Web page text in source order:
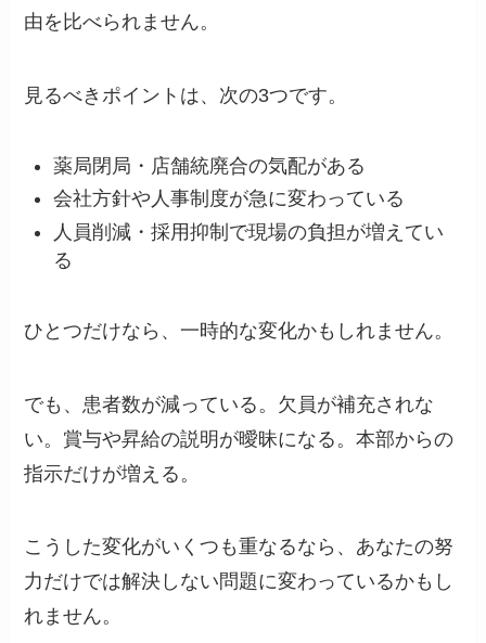
由を比べられません。
見るべきポイントは、次の3つです。
薬局閉局・店舗統廃合の気配がある
会社方針や人事制度が急に変わっている
人員削減・採用抑制で現場の負担が増えてい
る
ひとつだけなら、一時的な変化かもしれません。
でも、患者数が減っている。欠員が補充されな
い。賞与や昇給の説明が曖昧になる。本部からの
指示だけが増える。
こうした変化がいくつも重なるなら、あなたの努
力だけでは解決しない問題に変わっているかもし
れません。